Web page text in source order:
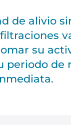
de alivio
su
periodo de